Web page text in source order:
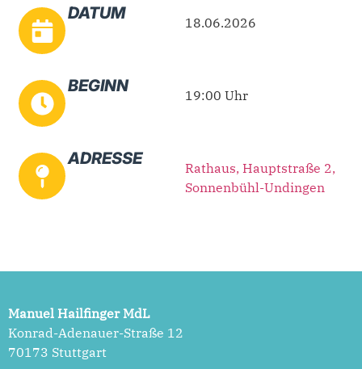
DATUM 18.06.2026
BEGINN 19:00 Uhr
ADRESSE
Rathaus, Hauptstraße 2,
Sonnenbühl-Undingen
Manuel Hailfinger MdL
Konrad-Adenauer-Straße 12
70173 Stuttgart